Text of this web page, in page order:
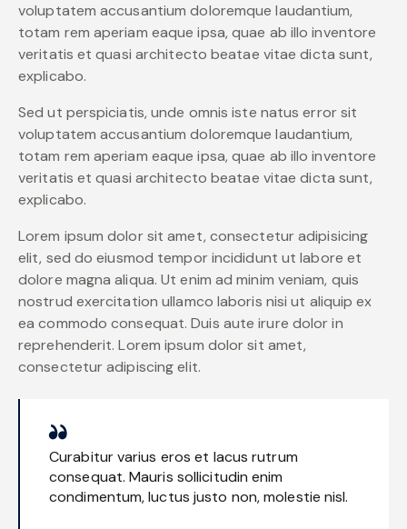
voluptatem accusantium doloremque laudantium,
totam rem aperiam eaque ipsa, quae ab illo inventore
veritatis et quasi architecto beatae vitae dicta sunt,
explicabo.
Sed ut perspiciatis, unde omnis iste natus error sit
voluptatem accusantium doloremque laudantium,
totam rem aperiam eaque ipsa, quae ab illo inventore
veritatis et quasi architecto beatae vitae dicta sunt,
explicabo.
Lorem ipsum dolor sit amet, consectetur adipisicing
elit, sed do eiusmod tempor incididunt ut labore et
dolore magna aliqua. Ut enim ad minim veniam, quis
nostrud exercitation ullamco laboris nisi ut aliquip ex
ea commodo consequat. Duis aute irure dolor in
reprehenderit. Lorem ipsum dolor sit amet,
consectetur adipiscing elit.
Curabitur varius eros et lacus rutrum
consequat. Mauris sollicitudin enim
condimentum, luctus justo non, molestie nisl.